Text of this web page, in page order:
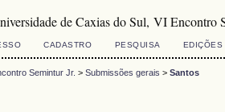
de Caxias do Sul, VI Encontro
CADASTRO PESQUISA EDIÇÕES
Semintur Jr. > Submissões gerais > Santos